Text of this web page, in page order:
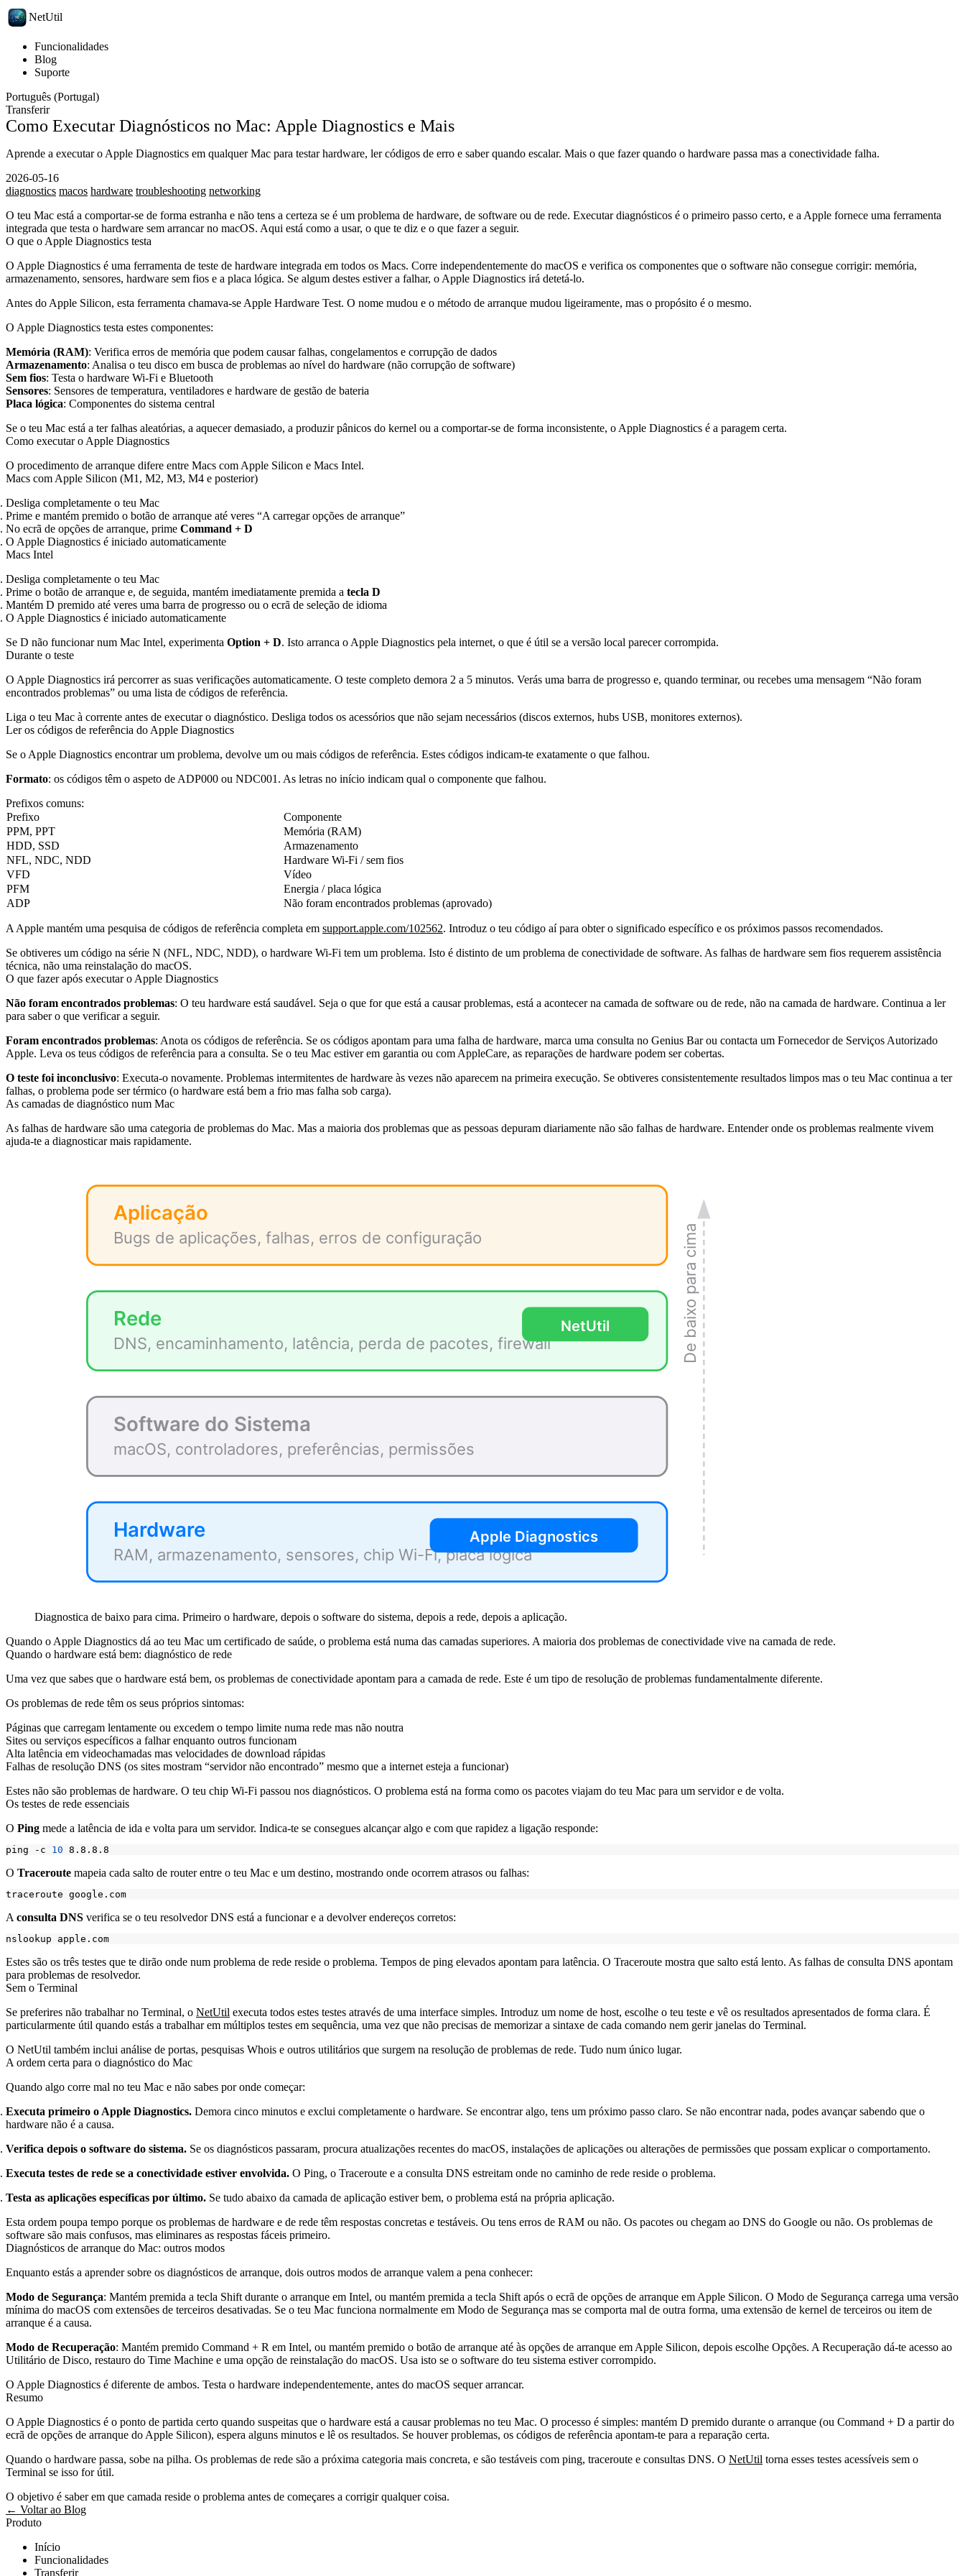
NetUtil
Funcionalidades
Blog
Suporte
Português (Portugal)
Transferir
Como Executar Diagnósticos no Mac: Apple Diagnostics e Mais
Aprende a executar o Apple Diagnostics em qualquer Mac para testar hardware, ler códigos de erro e saber quando escalar. Mais o que fazer quando o hardware passa mas a conectividade falha.
2026-05-16
diagnostics macos hardware troubleshooting networking
O teu Mac está a comportar-se de forma estranha e não tens a certeza se é um problema de hardware, de software ou de rede. Executar diagnósticos é o primeiro passo certo, e a Apple fornece uma ferramenta
integrada que testa o hardware sem arrancar no macOS. Aqui está como a usar, o que te diz e o que fazer a seguir.
O que o Apple Diagnostics testa
O Apple Diagnostics é uma ferramenta de teste de hardware integrada em todos os Macs. Corre independentemente do macOS e verifica os componentes que o software não consegue corrigir: memória,
armazenamento, sensores, hardware sem fios e a placa lógica. Se algum destes estiver a falhar, o Apple Diagnostics irá detetá-lo.
Antes do Apple Silicon, esta ferramenta chamava-se Apple Hardware Test. O nome mudou e o método de arranque mudou ligeiramente, mas o propósito é o mesmo.
O Apple Diagnostics testa estes componentes:
Memória (RAM): Verifica erros de memória que podem causar falhas, congelamentos e corrupção de dados
Armazenamento: Analisa o teu disco em busca de problemas ao nível do hardware (não corrupção de software)
Sem fios: Testa o hardware Wi-Fi e Bluetooth
Sensores: Sensores de temperatura, ventiladores e hardware de gestão de bateria
Placa lógica: Componentes do sistema central
Se o teu Mac está a ter falhas aleatórias, a aquecer demasiado, a produzir pânicos do kernel ou a comportar-se de forma inconsistente, o Apple Diagnostics é a paragem certa.
Como executar o Apple Diagnostics
O procedimento de arranque difere entre Macs com Apple Silicon e Macs Intel.
Macs com Apple Silicon (M1, M2, M3, M4 e posterior)
Desliga completamente o teu Mac
Prime e mantém premido o botão de arranque até veres “A carregar opções de arranque”
No ecrã de opções de arranque, prime Command + D
O Apple Diagnostics é iniciado automaticamente
Macs Intel
Desliga completamente o teu Mac
Prime o botão de arranque e, de seguida, mantém imediatamente premida a tecla D
Mantém D premido até veres uma barra de progresso ou o ecrã de seleção de idioma
O Apple Diagnostics é iniciado automaticamente
Se D não funcionar num Mac Intel, experimenta Option + D. Isto arranca o Apple Diagnostics pela internet, o que é útil se a versão local parecer corrompida.
Durante o teste
O Apple Diagnostics irá percorrer as suas verificações automaticamente. O teste completo demora 2 a 5 minutos. Verás uma barra de progresso e, quando terminar, ou recebes uma mensagem “Não foram
encontrados problemas” ou uma lista de códigos de referência.
Liga o teu Mac à corrente antes de executar o diagnóstico. Desliga todos os acessórios que não sejam necessários (discos externos, hubs USB, monitores externos).
Ler os códigos de referência do Apple Diagnostics
Se o Apple Diagnostics encontrar um problema, devolve um ou mais códigos de referência. Estes códigos indicam-te exatamente o que falhou.
Formato: os códigos têm o aspeto de ADP000 ou NDC001 . As letras no início indicam qual o componente que falhou.
Prefixos comuns:
Prefixo
Componente
PPM, PPT
Memória (RAM)
HDD, SSD
Armazenamento
NFL, NDC, NDD
Hardware Wi-Fi / sem fios
VFD
Vídeo
PFM
Energia / placa lógica
ADP
Não foram encontrados problemas (aprovado)
A Apple mantém uma pesquisa de códigos de referência completa em support.apple.com/102562. Introduz o teu código aí para obter o significado específico e os próximos passos recomendados.
Se obtiveres um código na série N (NFL, NDC, NDD), o hardware Wi-Fi tem um problema. Isto é distinto de um problema de conectividade de software. As falhas de hardware sem fios requerem assistência
técnica, não uma reinstalação do macOS.
O que fazer após executar o Apple Diagnostics
Não foram encontrados problemas: O teu hardware está saudável. Seja o que for que está a causar problemas, está a acontecer na camada de software ou de rede, não na camada de hardware. Continua a ler
para saber o que verificar a seguir.
Foram encontrados problemas: Anota os códigos de referência. Se os códigos apontam para uma falha de hardware, marca uma consulta no Genius Bar ou contacta um Fornecedor de Serviços Autorizado
Apple. Leva os teus códigos de referência para a consulta. Se o teu Mac estiver em garantia ou com AppleCare, as reparações de hardware podem ser cobertas.
O teste foi inconclusivo: Executa-o novamente. Problemas intermitentes de hardware às vezes não aparecem na primeira execução. Se obtiveres consistentemente resultados limpos mas o teu Mac continua a ter
falhas, o problema pode ser térmico (o hardware está bem a frio mas falha sob carga).
As camadas de diagnóstico num Mac
As falhas de hardware são uma categoria de problemas do Mac. Mas a maioria dos problemas que as pessoas depuram diariamente não são falhas de hardware. Entender onde os problemas realmente vivem
ajuda-te a diagnosticar mais rapidamente.
Aplicação
Bugs de aplicações, falhas, erros de configuração
Rede
DNS, encaminhamento, latência, perda de pacotes, firewall
NetUtil
Software do Sistema
macOS, controladores, preferências, permissões
Hardware
RAM, armazenamento, sensores, chip Wi-Fi, placa lógica
Apple Diagnostics
De baixo para cima
Diagnostica de baixo para cima. Primeiro o hardware, depois o software do sistema, depois a rede, depois a aplicação.
Quando o Apple Diagnostics dá ao teu Mac um certificado de saúde, o problema está numa das camadas superiores. A maioria dos problemas de conectividade vive na camada de rede.
Quando o hardware está bem: diagnóstico de rede
Uma vez que sabes que o hardware está bem, os problemas de conectividade apontam para a camada de rede. Este é um tipo de resolução de problemas fundamentalmente diferente.
Os problemas de rede têm os seus próprios sintomas:
Páginas que carregam lentamente ou excedem o tempo limite numa rede mas não noutra
Sites ou serviços específicos a falhar enquanto outros funcionam
Alta latência em videochamadas mas velocidades de download rápidas
Falhas de resolução DNS (os sites mostram “servidor não encontrado” mesmo que a internet esteja a funcionar)
Estes não são problemas de hardware. O teu chip Wi-Fi passou nos diagnósticos. O problema está na forma como os pacotes viajam do teu Mac para um servidor e de volta.
Os testes de rede essenciais
O Ping mede a latência de ida e volta para um servidor. Indica-te se consegues alcançar algo e com que rapidez a ligação responde:
ping -c 10
O Traceroute mapeia cada salto de router entre o teu Mac e um destino, mostrando onde ocorrem atrasos ou falhas:
A consulta DNS verifica se o teu resolvedor DNS está a funcionar e a devolver endereços corretos:
Estes são os três testes que te dirão onde num problema de rede reside o problema. Tempos de ping elevados apontam para latência. O Traceroute mostra que salto está lento. As falhas de consulta DNS apontam
para problemas de resolvedor.
Sem o Terminal
Se preferires não trabalhar no Terminal, o NetUtil executa todos estes testes através de uma interface simples. Introduz um nome de host, escolhe o teu teste e vê os resultados apresentados de forma clara. É
particularmente útil quando estás a trabalhar em múltiplos testes em sequência, uma vez que não precisas de memorizar a sintaxe de cada comando nem gerir janelas do Terminal.
O NetUtil também inclui análise de portas, pesquisas Whois e outros utilitários que surgem na resolução de problemas de rede. Tudo num único lugar.
A ordem certa para o diagnóstico do Mac
Quando algo corre mal no teu Mac e não sabes por onde começar:
Executa primeiro o Apple Diagnostics. Demora cinco minutos e exclui completamente o hardware. Se encontrar algo, tens um próximo passo claro. Se não encontrar nada, podes avançar sabendo que o
hardware não é a causa.
Verifica depois o software do sistema. Se os diagnósticos passaram, procura atualizações recentes do macOS, instalações de aplicações ou alterações de permissões que possam explicar o comportamento.
Executa testes de rede se a conectividade estiver envolvida. O Ping, o Traceroute e a consulta DNS estreitam onde no caminho de rede reside o problema.
Testa as aplicações específicas por último. Se tudo abaixo da camada de aplicação estiver bem, o problema está na própria aplicação.
Esta ordem poupa tempo porque os problemas de hardware e de rede têm respostas concretas e testáveis. Ou tens erros de RAM ou não. Os pacotes ou chegam ao DNS do Google ou não. Os problemas de
software são mais confusos, mas eliminares as respostas fáceis primeiro.
Diagnósticos de arranque do Mac: outros modos
Enquanto estás a aprender sobre os diagnósticos de arranque, dois outros modos de arranque valem a pena conhecer:
Modo de Segurança: Mantém premida a tecla Shift durante o arranque em Intel, ou mantém premida a tecla Shift após o ecrã de opções de arranque em Apple Silicon. O Modo de Segurança carrega uma versão
mínima do macOS com extensões de terceiros desativadas. Se o teu Mac funciona normalmente em Modo de Segurança mas se comporta mal de outra forma, uma extensão de kernel de terceiros ou item de
arranque é a causa.
Modo de Recuperação: Mantém premido Command + R em Intel, ou mantém premido o botão de arranque até às opções de arranque em Apple Silicon, depois escolhe Opções. A Recuperação dá-te acesso ao
Utilitário de Disco, restauro do Time Machine e uma opção de reinstalação do macOS. Usa isto se o software do teu sistema estiver corrompido.
O Apple Diagnostics é diferente de ambos. Testa o hardware independentemente, antes do macOS sequer arrancar.
Resumo
O Apple Diagnostics é o ponto de partida certo quando suspeitas que o hardware está a causar problemas no teu Mac. O processo é simples: mantém D premido durante o arranque (ou Command + D a partir do
ecrã de opções de arranque do Apple Silicon), espera alguns minutos e lê os resultados. Se houver problemas, os códigos de referência apontam-te para a reparação certa.
Quando o hardware passa, sobe na pilha. Os problemas de rede são a próxima categoria mais concreta, e são testáveis com ping, traceroute e consultas DNS. O NetUtil torna esses testes acessíveis sem o
Terminal se isso for útil.
O objetivo é saber em que camada reside o problema antes de começares a corrigir qualquer coisa.
← Voltar ao Blog
Produto
Início
Funcionalidades
Transferir